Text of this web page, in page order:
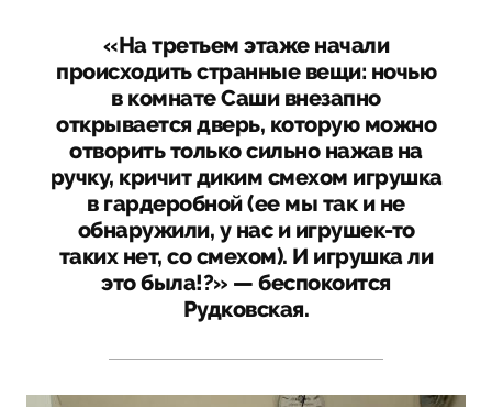
«На третьем этаже начали
происходить странные вещи: ночью
в комнате Саши внезапно
открывается дверь, которую можно
отворить только сильно нажав на
ручку, кричит диким смехом игрушка
в гардеробной (ее мы так и не
обнаружили, у нас и игрушек-то
таких нет, со смехом). И игрушка ли
это была!?» — беспокоится
Рудковская.